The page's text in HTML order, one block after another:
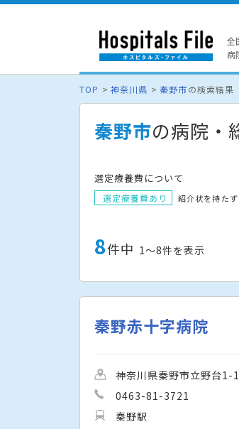
全
病
TOP 神奈川県 秦野市の検索結果
秦野市の病院・
選定療養費について
選定療養費あり
紹介状を持た
8件中 1〜8件を表示
秦野赤十字病院
神奈川県秦野市立野台1-1
0463-81-3721
秦野駅